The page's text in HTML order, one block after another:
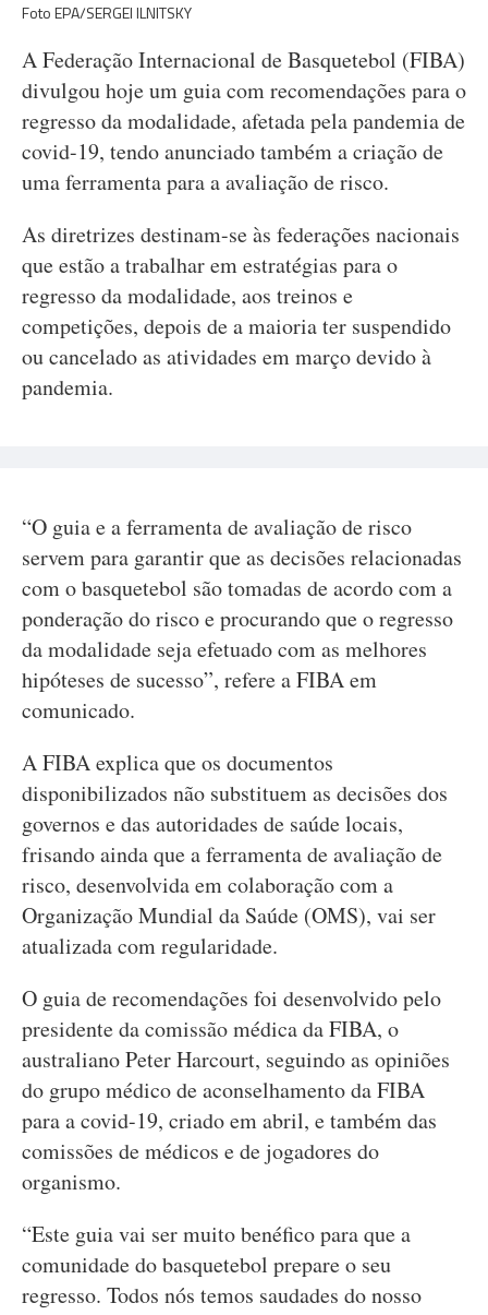
Foto EPA/SERGEI ILNITSKY
A Federação Internacional de Basquetebol (FIBA)
divulgou hoje um guia com recomendações para o
regresso da modalidade, afetada pela pandemia de
covid-19, tendo anunciado também a criação de
uma ferramenta para a avaliação de risco.
As diretrizes destinam-se às federações nacionais
que estão a trabalhar em estratégias para o
regresso da modalidade, aos treinos e
competições, depois de a maioria ter suspendido
ou cancelado as atividades em março devido à
pandemia.
“O guia e a ferramenta de avaliação de risco
servem para garantir que as decisões relacionadas
com o basquetebol são tomadas de acordo com a
ponderação do risco e procurando que o regresso
da modalidade seja efetuado com as melhores
hipóteses de sucesso”, refere a FIBA em
comunicado.
A FIBA explica que os documentos
disponibilizados não substituem as decisões dos
governos e das autoridades de saúde locais,
frisando ainda que a ferramenta de avaliação de
risco, desenvolvida em colaboração com a
Organização Mundial da Saúde (OMS), vai ser
atualizada com regularidade.
O guia de recomendações foi desenvolvido pelo
presidente da comissão médica da FIBA, o
australiano Peter Harcourt, seguindo as opiniões
do grupo médico de aconselhamento da FIBA
para a covid-19, criado em abril, e também das
comissões de médicos e de jogadores do
organismo.
“Este guia vai ser muito benéfico para que a
comunidade do basquetebol prepare o seu
regresso. Todos nós temos saudades do nosso